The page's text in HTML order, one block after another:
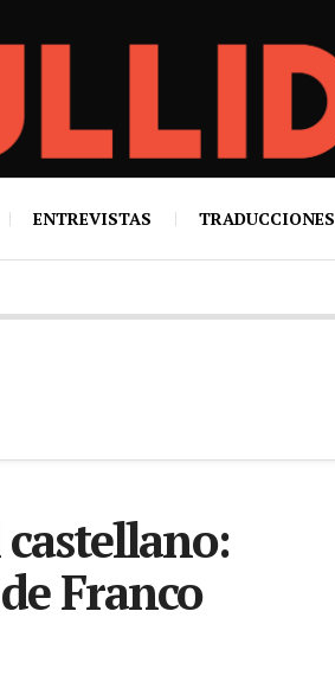
ENTREVISTAS TRADUCCIONES
Franco